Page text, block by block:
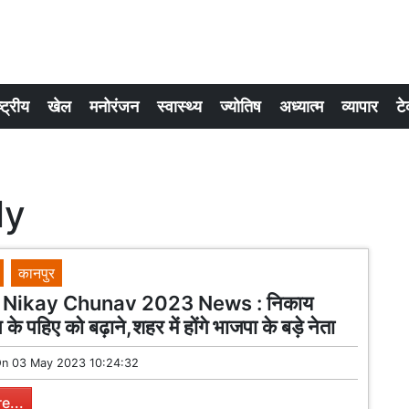
खेल मनोरंजन स्वास्थ्य ज्योतिष अध्यात्म व्यापार
कानपुर
Chunav 2023 News : निकाय
के पहिए को बढ़ाने,शहर में होंगे भाजपा के बड़े नेता
03 May 2023 10:24:32